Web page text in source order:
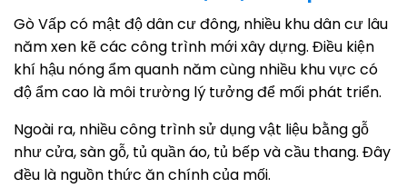
Gò Vấp có mật độ dân cư đông, nhiều khu dân cư lâu
năm xen kẽ các công trình mới xây dựng. Điều kiện
khí hậu nóng ẩm quanh năm cùng nhiều khu vực có
độ ẩm cao là môi trường lý tưởng để mối phát triển.
Ngoài ra, nhiều công trình sử dụng vật liệu bằng gỗ
như cửa, sàn gỗ, tủ quần áo, tủ bếp và cầu thang. Đây
đều là nguồn thức ăn chính của mối.